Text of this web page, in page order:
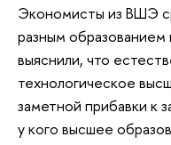
Экономисты из ВШЭ
разным образованием
выяснили, что
технологическое
заметной прибавки к
у кого высшее